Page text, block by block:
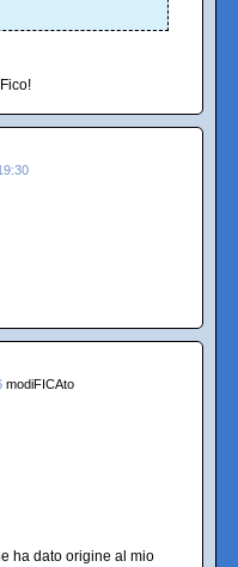
modiFICAto
ha dato origine al mio